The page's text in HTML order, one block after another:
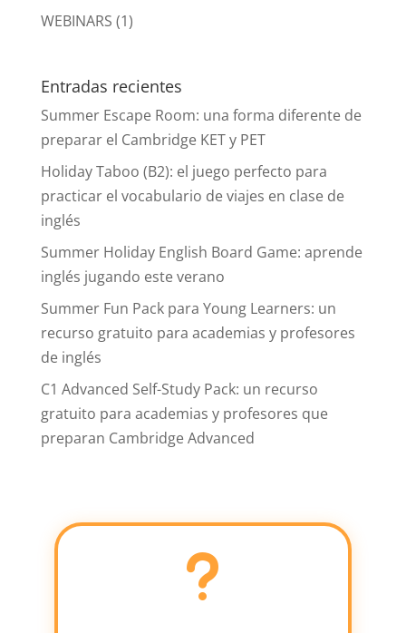
WEBINARS (1)
Entradas recientes
Summer Escape Room: una forma diferente de
preparar el Cambridge KET y PET
Holiday Taboo (B2): el juego perfecto para
practicar el vocabulario de viajes en clase de
inglés
Summer Holiday English Board Game: aprende
inglés jugando este verano
Summer Fun Pack para Young Learners: un
recurso gratuito para academias y profesores
de inglés
C1 Advanced Self-Study Pack: un recurso
gratuito para academias y profesores que
preparan Cambridge Advanced
u